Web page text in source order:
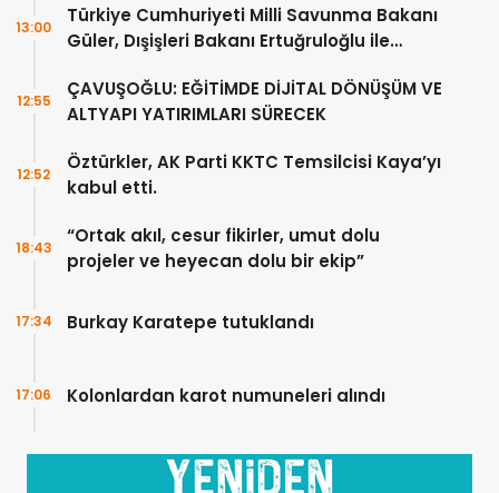
Türkiye Cumhuriyeti Milli Savunma Bakanı
Güler, Dışişleri Bakanı Ertuğruloğlu ile
13:00
ÇAVUŞOĞLU: EĞİTİMDE DİJİTAL DÖNÜŞÜM VE
ALTYAPI YATIRIMLARI SÜRECEK
12:55
Öztürkler, AK Parti KKTC Temsilcisi Kaya’yı
kabul etti.
12:52
“Ortak akıl, cesur fikirler, umut dolu
projeler ve heyecan dolu bir ekip”
18:43
Burkay Karatepe tutuklandı
17:34
Kolonlardan karot numuneleri alındı
17:06